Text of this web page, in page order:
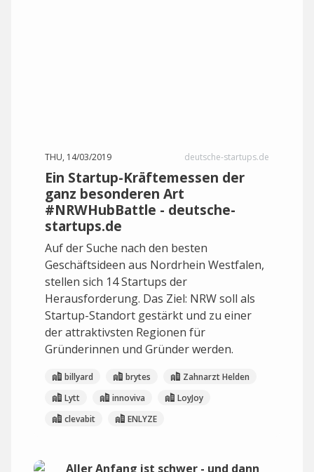
THU, 14/03/2019 deutsche-startups.de
Ein Startup-Kräftemessen der
ganz besonderen Art
#NRWHubBattle - deutsche-
startups.de
Auf der Suche nach den besten
Geschäftsideen aus Nordrhein Westfalen,
stellen sich 14 Startups der
Herausforderung. Das Ziel: NRW soll als
Startup-Standort gestärkt und zu einer
der attraktivsten Regionen für
Gründerinnen und Gründer werden.
billyard brytes
Zahnarzt Helden
Lytt
innoviva
LoyJoy
clevabit
ENLYZE